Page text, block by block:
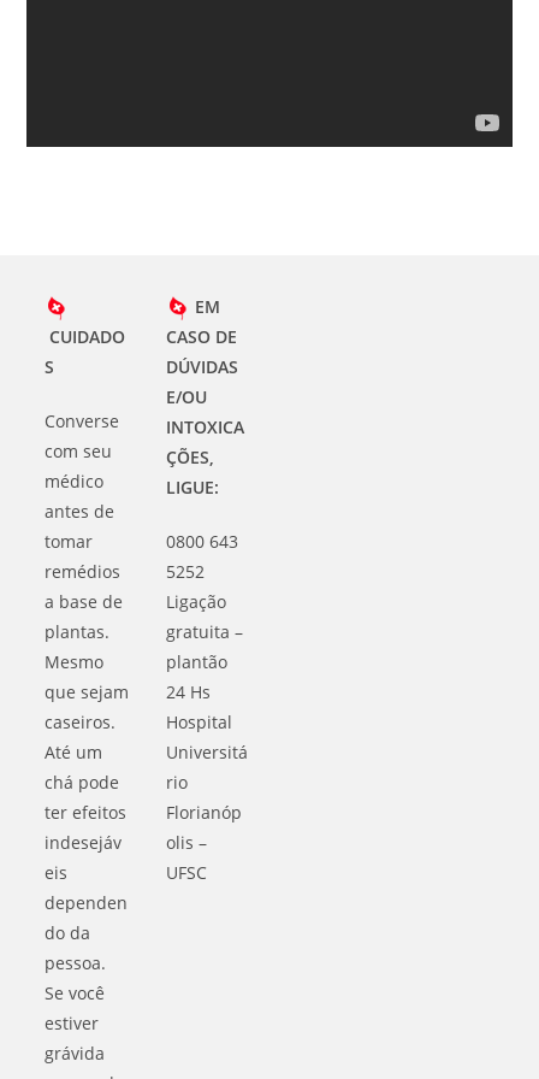
CUIDADO
S
Converse
com seu
médico
antes de
tomar
remédios
a base de
plantas.
Mesmo
que sejam
caseiros.
Até um
chá pode
ter efeitos
indesejáv
eis
dependen
do da
pessoa.
Se você
estiver
grávida
EM
CASO DE
DÚVIDAS
E/OU
INTOXICA
ÇÕES,
LIGUE:
0800 643
5252
Ligação
gratuita –
plantão
24 Hs
Hospital
Universitá
rio
Florianóp
olis –
UFSC